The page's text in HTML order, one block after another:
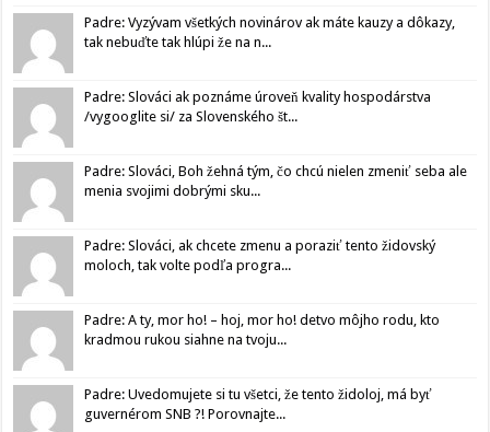
Padre: Vyzývam všetkých novinárov ak máte kauzy a dôkazy,
tak nebuďte tak hlúpi že na n...
Padre: Slováci ak poznáme úroveň kvality hospodárstva
/vygooglite si/ za Slovenského št...
Padre: Slováci, Boh žehná tým, čo chcú nielen zmeniť seba ale
menia svojimi dobrými sku...
Padre: Slováci, ak chcete zmenu a poraziť tento židovský
moloch, tak volte podľa progra...
Padre: A ty, mor ho! – hoj, mor ho! detvo môjho rodu, kto
kradmou rukou siahne na tvoju...
Padre: Uvedomujete si tu všetci, že tento židoloj, má byť
guvernérom SNB ?! Porovnajte...